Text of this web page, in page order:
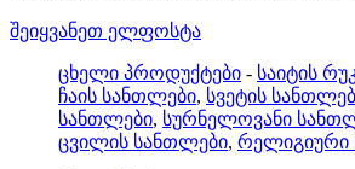
შეიყვანეთ ელფოსტა
ცხელი პროდუქტები - საიტის
ჩაის სანთლები, სვეტის
სანთლები, სურნელოვანი
ცვილის სანთლები, რელიგიური